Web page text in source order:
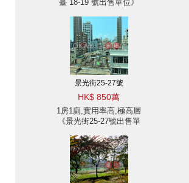
臺 18-19 號出售單位》
景光街25-27號
HK$ 850萬
1房1廁,實用率高,極高層
《景光街25-27號出售單